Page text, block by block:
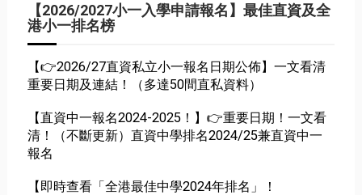
【2026/2027小一入學申請報名】最佳直資及全
港小一排名榜
【👉2026/27直資私立小一報名日期公佈】一文看清
重要日期及連結！（多達50間直私資料）
【直資中一報名2024-2025！】👉重要日期！一文看
清！（不斷更新）直資中學排名2024/25兼直資中一
報名
【即時查看「全港最佳中學2024年排名」！